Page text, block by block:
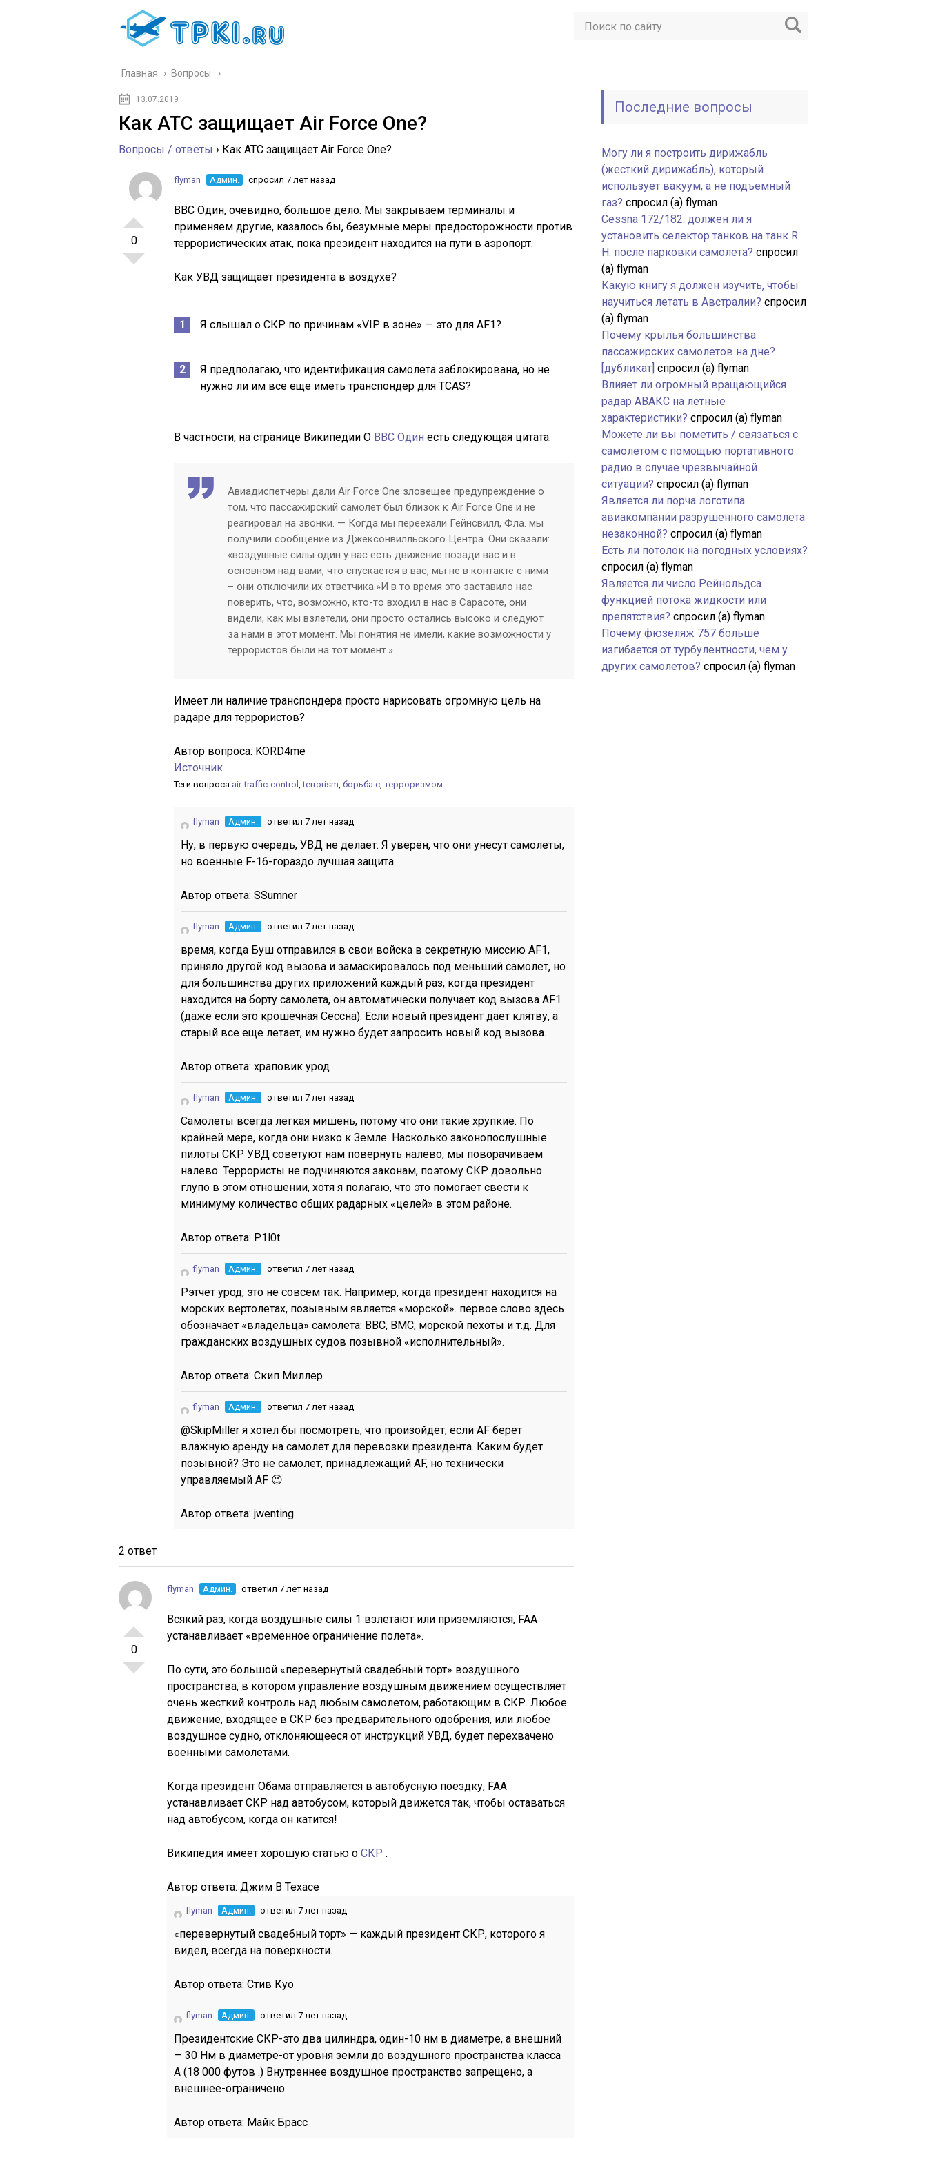
Главная › Вопросы
13.07.2019
Как ATC защищает Air Force One?
Вопросы / ответы › Как ATC защищает Air Force One?
0
flyman Админ. спросил 7 лет назад
ВВС Один, очевидно, большое дело. Мы закрываем терминалы и
применяем другие, казалось бы, безумные меры предосторожности против
террористических атак, пока президент находится на пути в аэропорт.
Как УВД защищает президента в воздухе?
Я слышал о СКР по причинам «VIP в зоне» — это для AF1?
Я предполагаю, что идентификация самолета заблокирована, но не
нужно ли им все еще иметь транспондер для TCAS?
В частности, на странице Википедии О ВВС Один есть следующая цитата:
Авиадиспетчеры дали Air Force One зловещее предупреждение о
том, что пассажирский самолет был близок к Air Force One и не
реагировал на звонки. — Когда мы переехали Гейнсвилл, Фла. мы
получили сообщение из Джексонвилльского Центра. Они сказали:
«воздушные силы один у вас есть движение позади вас и в
основном над вами, что спускается в вас, мы не в контакте с ними
– они отключили их ответчика.»И в то время это заставило нас
поверить, что, возможно, кто-то входил в нас в Сарасоте, они
видели, как мы взлетели, они просто остались высоко и следуют
за нами в этот момент. Мы понятия не имели, какие возможности у
террористов были на тот момент.»
Имеет ли наличие транспондера просто нарисовать огромную цель на
радаре для террористов?
Автор вопроса: KORD4me
Источник
Теги вопроса:air-traffic-control ,terrorism, борьба с, терроризмом
flyman Админ. ответил 7 лет назад
Ну, в первую очередь, УВД не делает. Я уверен, что они унесут самолеты,
но военные F-16-гораздо лучшая защита
Автор ответа: SSumner
flyman Админ. ответил 7 лет назад
время, когда Буш отправился в свои войска в секретную миссию AF1,
приняло другой код вызова и замаскировалось под меньший самолет, но
для большинства других приложений каждый раз, когда президент
находится на борту самолета, он автоматически получает код вызова AF1
(даже если это крошечная Сессна). Если новый президент дает клятву, а
старый все еще летает, им нужно будет запросить новый код вызова.
Автор ответа: храповик урод
flyman Админ. ответил 7 лет назад
Самолеты всегда легкая мишень, потому что они такие хрупкие. По
крайней мере, когда они низко к Земле. Насколько законопослушные
пилоты СКР УВД советуют нам повернуть налево, мы поворачиваем
налево. Террористы не подчиняются законам, поэтому СКР довольно
глупо в этом отношении, хотя я полагаю, что это помогает свести к
минимуму количество общих радарных «целей» в этом районе.
Автор ответа: P1l0t
flyman Админ. ответил 7 лет назад
Рэтчет урод, это не совсем так. Например, когда президент находится на
морских вертолетах, позывным является «морской». первое слово здесь
обозначает «владельца» самолета: ВВС, ВМС, морской пехоты и т.д. Для
гражданских воздушных судов позывной «исполнительный».
Автор ответа: Скип Миллер
flyman Админ. ответил 7 лет назад
@SkipMiller я хотел бы посмотреть, что произойдет, если AF берет
влажную аренду на самолет для перевозки президента. Каким будет
позывной? Это не самолет, принадлежащий AF, но технически
управляемый AF 😉
Автор ответа: jwenting
2 ответ
0
flyman Админ. ответил 7 лет назад
Всякий раз, когда воздушные силы 1 взлетают или приземляются, FAA
устанавливает «временное ограничение полета».
По сути, это большой «перевернутый свадебный торт» воздушного
пространства, в котором управление воздушным движением осуществляет
очень жесткий контроль над любым самолетом, работающим в СКР. Любое
движение, входящее в СКР без предварительного одобрения, или любое
воздушное судно, отклоняющееся от инструкций УВД, будет перехвачено
военными самолетами.
Когда президент Обама отправляется в автобусную поездку, FAA
устанавливает СКР над автобусом, который движется так, чтобы оставаться
над автобусом, когда он катится!
Википедия имеет хорошую статью о СКР .
Автор ответа: Джим В Техасе
flyman Админ. ответил 7 лет назад
«перевернутый свадебный торт» — каждый президент СКР, которого я
видел, всегда на поверхности.
Автор ответа: Стив Куо
flyman Админ. ответил 7 лет назад
Президентские СКР-это два цилиндра, один-10 нм в диаметре, а внешний
— 30 Нм в диаметре-от уровня земли до воздушного пространства класса
А (18 000 футов .) Внутреннее воздушное пространство запрещено, а
внешнее-ограничено.
Автор ответа: Майк Брасс
Последние вопросы
Могу ли я построить дирижабль
(жесткий дирижабль), который
использует вакуум, а не подъемный
газ? спросил (а) flyman
Cessna 172/182: должен ли я
установить селектор танков на танк R.
H. после парковки самолета? спросил
(а) flyman
Какую книгу я должен изучить, чтобы
научиться летать в Австралии? спросил
(а) flyman
Почему крылья большинства
пассажирских самолетов на дне?
[дубликат] спросил (а) flyman
Влияет ли огромный вращающийся
радар АВАКС на летные
характеристики? спросил (а) flyman
Можете ли вы пометить / связаться с
самолетом с помощью портативного
радио в случае чрезвычайной
ситуации? спросил (а) flyman
Является ли порча логотипа
авиакомпании разрушенного самолета
незаконной? спросил (а) flyman
Есть ли потолок на погодных условиях?
спросил (а) flyman
Является ли число Рейнольдса
функцией потока жидкости или
препятствия? спросил (а) flyman
Почему фюзеляж 757 больше
изгибается от турбулентности, чем у
других самолетов? спросил (а) flyman